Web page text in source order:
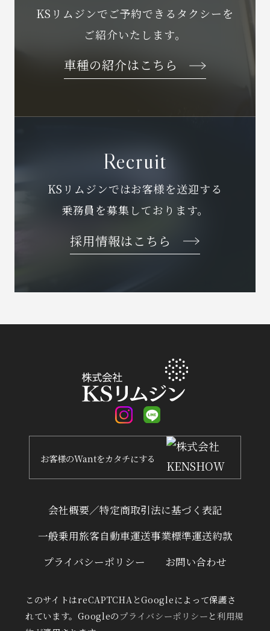
KSリムジンでご予約できるタクシーを
ご紹介いたします。
車種の紹介はこちら
Recruit
KSリムジンではお客様を送迎する
乗務員を募集しております。
採用情報はこちら
会社概要／特定商取引法に基づく表記
一般乗用旅客自動車運送事業標準運送約款
プライバシーポリシー
お問い合わせ
このサイトはreCAPTCHAとGoogleによって保護さ
れています。Googleの プライバシーポリシー と利用規
お客様のWantをカタチにする